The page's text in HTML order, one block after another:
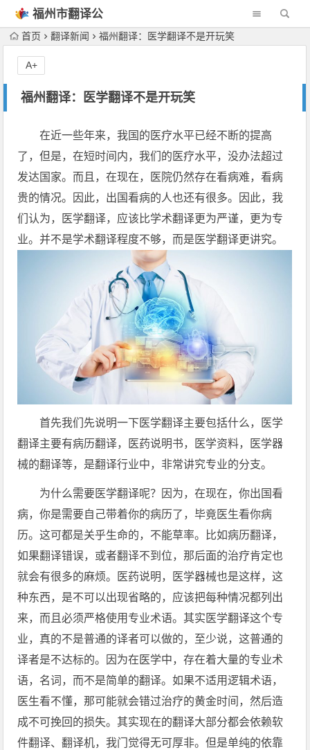
福州市翻译公
司首页 翻译新闻 福州翻译：医学翻译不是开玩笑
福州翻译：医学翻译不是开玩笑
A+
在近一些年来，我国的医疗水平已经不断的提高
了，但是，在短时间内，我们的医疗水平，没办法超过
发达国家。而且，在现在，医院仍然存在看病难，看病
贵的情况。因此，出国看病的人也还有很多。因此，我
们认为，医学翻译，应该比学术翻译更为严谨，更为专
业。并不是学术翻译程度不够，而是医学翻译更讲究。
首先我们先说明一下医学翻译主要包括什么，医学
翻译主要有病历翻译，医药说明书，医学资料，医学器
械的翻译等，是翻译行业中，非常讲究专业的分支。
为什么需要医学翻译呢？因为，在现在，你出国看
病，你是需要自己带着你的病历了，毕竟医生看你病
历。这可都是关乎生命的，不能草率。比如病历翻译，
如果翻译错误，或者翻译不到位，那后面的治疗肯定也
就会有很多的麻烦。医药说明，医学器械也是这样，这
种东西，是不可以出现省略的，应该把每种情况都列出
来，而且必须严格使用专业术语。其实医学翻译这个专
业，真的不是普通的译者可以做的，至少说，这普通的
译者是不达标的。因为在医学中，存在着大量的专业术
语，名词，而不是简单的翻译。如果不适用逻辑术语，
医生看不懂，那可能就会错过治疗的黄金时间，然后造
成不可挽回的损失。其实现在的翻译大部分都会依赖软
件翻译、翻译机，我门觉得无可厚非。但是单纯的依靠